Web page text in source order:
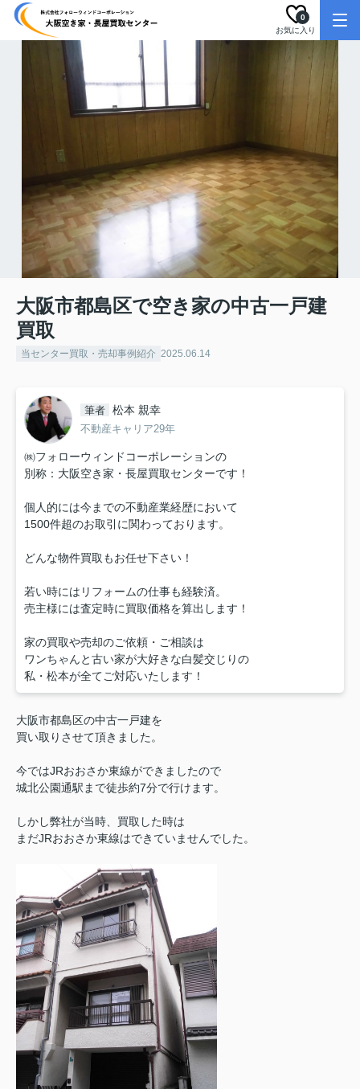
お気に入り
0
大阪市都島区で空き家の中古一戸建
買取
当センター買取・売却事例紹介 2025.06.14
筆者 松本 親幸
不動産キャリア29年
㈱フォローウィンドコーポレーションの
別称：大阪空き家・長屋買取センターです！
個人的には今までの不動産業経歴において
1500件超のお取引に関わっております。
どんな物件買取もお任せ下さい！
若い時にはリフォームの仕事も経験済。
売主様には査定時に買取価格を算出します！
家の買取や売却のご依頼・ご相談は
ワンちゃんと古い家が大好きな白髪交じりの
私・松本が全てご対応いたします！
大阪市都島区の中古一戸建を
買い取りさせて頂きました。
今ではJRおおさか東線ができましたので
城北公園通駅まで徒歩約7分で行けます。
しかし弊社が当時、買取した時は
まだJRおおさか東線はできていませんでした。